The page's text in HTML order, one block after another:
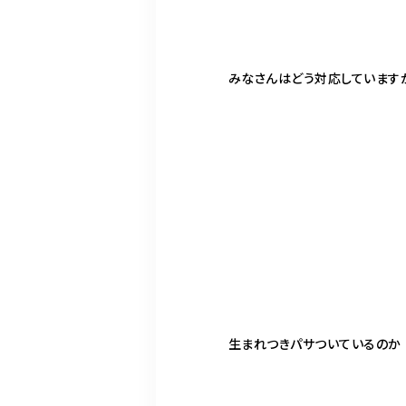
みなさんはどう対応しています
生まれつきパサついているのか